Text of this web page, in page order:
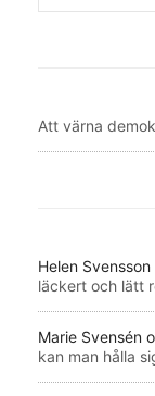
Att värna
Helen Svensson
läckert och lätt
Marie Svensén
kan man hålla